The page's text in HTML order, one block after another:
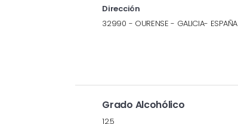
Dirección
32990 - OURENSE - GALICIA- ESPAÑA
Grado Alcohólico
12.5